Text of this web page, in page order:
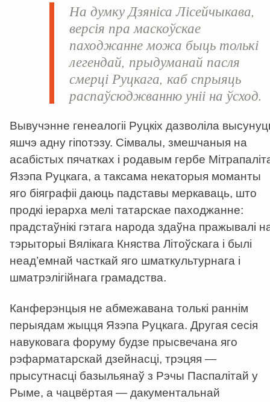
На думку Дзяніса Лісейчыкава,
версія пра маскоўскае
паходжанне можа быць толькі
легендай, прыдуманай пасля
смерці Руцкага, каб спрыяць
распаўсюджванню уніі на ўсход.
Вывучэнне генеалогіі Руцкіх дазволіла
яшчэ адну гіпотэзу. Сімвалы, змешчаныя на
асабістых пячатках і родавым гербе
Язэпа Руцкага, а таксама некаторыя моманты
яго біяграфіі даюць падставы меркаваць, што
продкі іерарха мелі татарскае паходжанне:
прадстаўнікі гэтага народа здаўна пражывалі
тэрыторыі Вялікага Княства Літоўскага і былі
неад’емнай часткай яго шматкультурнага і
шматрэлігійнага грамадства.
Канферэнцыя не абмежавана толькі раннім
перыядам жыцця Язэпа Руцкага. Другая сесія
навуковага форуму будзе прысвечана яго
рэфарматарскай дзейнасці, трэцяя —
прысутнасці базыльянаў з Рэчы Паспалітай у
Рыме, а чацвёртая — дакументальнай